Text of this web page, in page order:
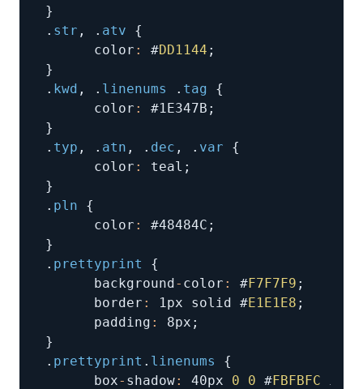
}
. str , . atv
{
color : #DD1144 ;
}
. kwd , . linenums . tag
{
color : #1E347B ;
}
. typ , . atn , . dec , . var
{
color : teal ;
}
. pln
{
color : #48484C ;
}
. prettyprint
{
background- color : #F7F7F9 ;
border : 1px solid #E1E1E8 ;
padding : 8px ;
}
. prettyprint . linenums
{
box- shadow: 40px 0 0 #FBFBFC